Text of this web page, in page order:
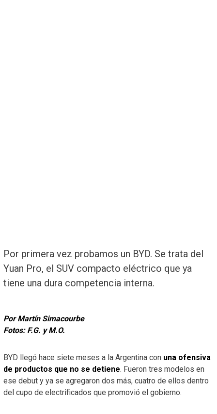
Por primera vez probamos un BYD. Se trata del
Yuan Pro, el SUV compacto eléctrico que ya
tiene una dura competencia interna.
Por Martín Simacourbe
Fotos: F.G. y M.O.
BYD llegó hace siete meses a la Argentina con una ofensiva
de productos que no se detiene. Fueron tres modelos en
ese debut y ya se agregaron dos más, cuatro de ellos dentro
del cupo de electrificados que promovió el gobierno.